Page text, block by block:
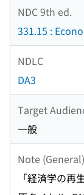
NDC 9th ed.
331.15 :
NDLC
DA3
Target
一般
Note (General)
「経済学の